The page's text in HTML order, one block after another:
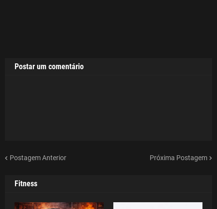
Postar um comentário
Postagem Anterior Próxima Postagem
Fitness